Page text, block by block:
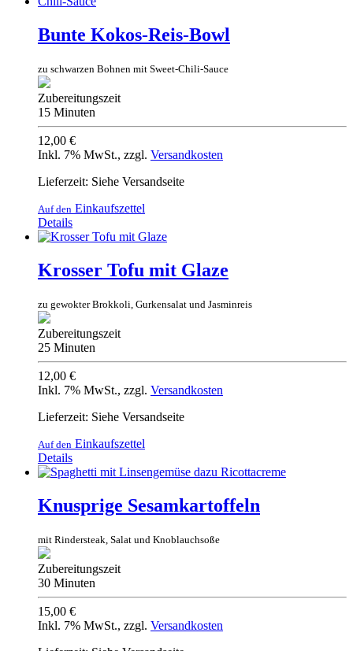
Bunte Kokos-Reis-Bowl
zu schwarzen Bohnen mit Sweet-Chili-Sauce
Zubereitungszeit
15 Minuten
12,00 €
Inkl. 7% MwSt., zzgl. Versandkosten
Lieferzeit: Siehe Versandseite
Auf den Einkaufszettel
Details
Krosser Tofu mit Glaze
zu gewokter Brokkoli, Gurkensalat und Jasminreis
Zubereitungszeit
25 Minuten
12,00 €
Inkl. 7% MwSt., zzgl. Versandkosten
Lieferzeit: Siehe Versandseite
Auf den Einkaufszettel
Details
Knusprige Sesamkartoffeln
mit Rindersteak, Salat und Knoblauchsoße
Zubereitungszeit
30 Minuten
15,00 €
Inkl. 7% MwSt., zzgl. Versandkosten